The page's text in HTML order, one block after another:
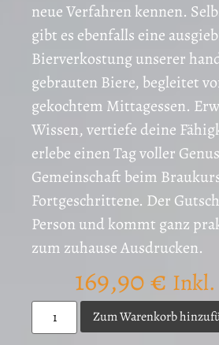
neue Verfahren kennen.
gibt es ebenfalls eine
Bierverkostung unserer
gebrauten Biere, begleitet
gekochtem Mittagessen.
Wissen, vertiefe deine
erlebe einen Tag voller
Gemeinschaft beim
Fortgeschrittene. Der
Person und kommt ganz
zum zuhause Ausdrucken.
169,90€ Inkl.
Zum Warenkorb